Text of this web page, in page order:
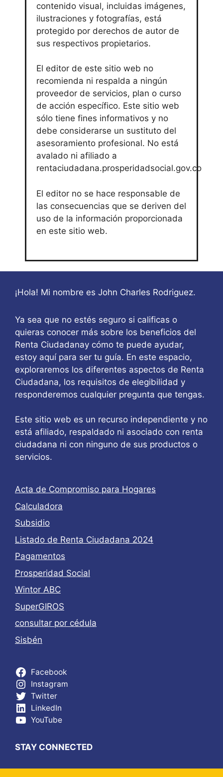
contenido visual, incluidas imágenes,
ilustraciones y fotografías, está
protegido por derechos de autor de
sus respectivos propietarios.
El editor de este sitio web no
recomienda ni respalda a ningún
proveedor de servicios, plan o curso
de acción específico. Este sitio web
sólo tiene fines informativos y no
debe considerarse un sustituto del
asesoramiento profesional. No está
avalado ni afiliado a
rentaciudadana.prosperidadsocial.gov.co
El editor no se hace responsable de
las consecuencias que se deriven del
uso de la información proporcionada
en este sitio web.
¡Hola! Mi nombre es John Charles Rodriguez.
Ya sea que no estés seguro si calificas o
quieras conocer más sobre los beneficios del
Renta Ciudadanay cómo te puede ayudar,
estoy aquí para ser tu guía. En este espacio,
exploraremos los diferentes aspectos de Renta
Ciudadana, los requisitos de elegibilidad y
responderemos cualquier pregunta que tengas.
Este sitio web es un recurso independiente y no
está afiliado, respaldado ni asociado con renta
ciudadana ni con ninguno de sus productos o
servicios.
Acta de Compromiso para Hogares
Calculadora
Subsidio
Listado de Renta Ciudadana 2024
Pagamentos
Prosperidad Social
Wintor ABC
SuperGIROS
consultar por cédula
Sisbén
Facebook
Instagram
Twitter
LinkedIn
YouTube
STAY CONNECTED